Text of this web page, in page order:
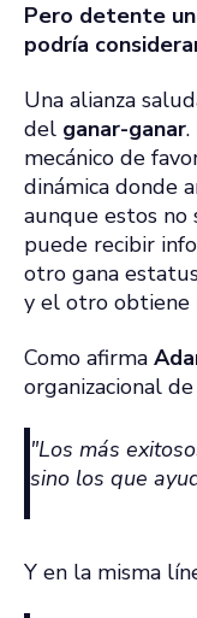
Pero detente
podría
Una alianza
del ganar-ganar
mecánico de
dinámica donde
aunque estos no
puede recibir
otro gana
y el otro obtiene
Como afirma
organizacional
"Los más
sino los que
Y en la misma